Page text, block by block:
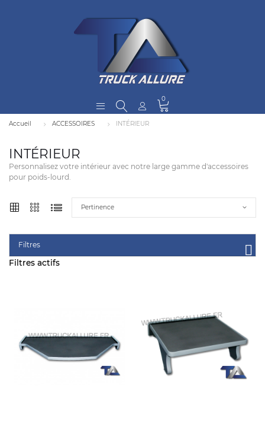
0
Accueil ACCESSOIRES INTÉRIEUR
INTÉRIEUR
Personnalisez votre intérieur avec notre large gamme d'accessoires
pour poids-lourd.
Pertinence
Filtres actifs
Filtres